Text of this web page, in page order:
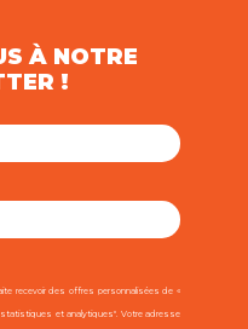
À NOTRE
!
recevoir des offres personnalisées de «
et analytiques". Votre adresse